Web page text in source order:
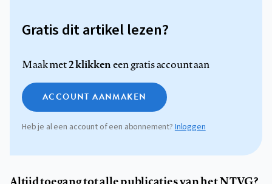
Gratis dit artikel lezen?
Maak met2 klikkeneen gratis account aan
ACCOUNT AANMAKEN
Heb je al een account of een abonnement? Inloggen
Altijd toegang tot alle publicaties van het NTVG?